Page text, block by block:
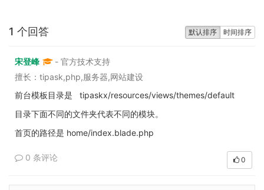
默认排序 时间排序
1 个回答
宋登峰
- 官方技术支持
擅长：tipask,php,服务器,网站建设
前台模板目录是 tipaskx/resources/views/themes/default
目录下面不同的文件夹代表不同的模块。
首页的路径是 home/index.blade.php
0 条评论 0